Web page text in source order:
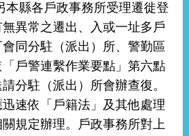
本縣各戶政事務所受理遷徙登
異常之遷出、入或一址多戶
同分駐（派出）所、警勤區
戶警連繫作業要點」第六點
分駐（派出）所會辦查復。
速依「戶籍法」及其他處理
規定辦理。戶政事務所對上